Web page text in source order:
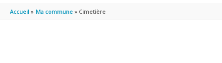
PRINCIPAL
Accueil Ma commune Cimetière